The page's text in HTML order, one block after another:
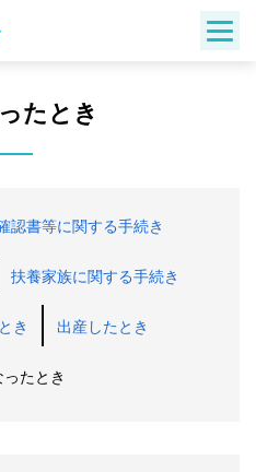
たとき
認書等に関する手続き
扶養家族に関する手続き
き 出産したとき
たとき